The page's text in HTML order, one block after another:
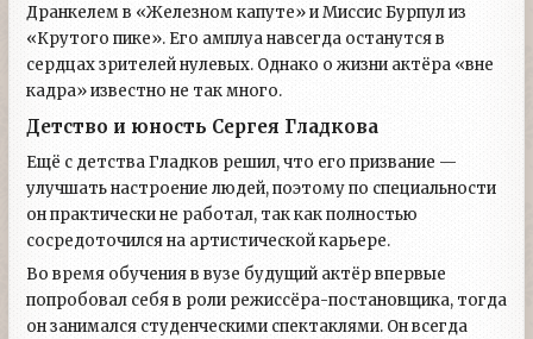
Дранкелем в «Железном капуте» и Миссис Бурпул из
«Крутого пике». Его амплуа навсегда останутся в
сердцах зрителей нулевых. Однако о жизни актёра «вне
кадра» известно не так много.
Детство и юность Сергея Гладкова
Ещё с детства Гладков решил, что его призвание —
улучшать настроение людей, поэтому по специальности
он практически не работал, так как полностью
сосредоточился на артистической карьере.
Во время обучения в вузе будущий актёр впервые
попробовал себя в роли режиссёра-постановщика, тогда
он занимался студенческими спектаклями. Он всегда